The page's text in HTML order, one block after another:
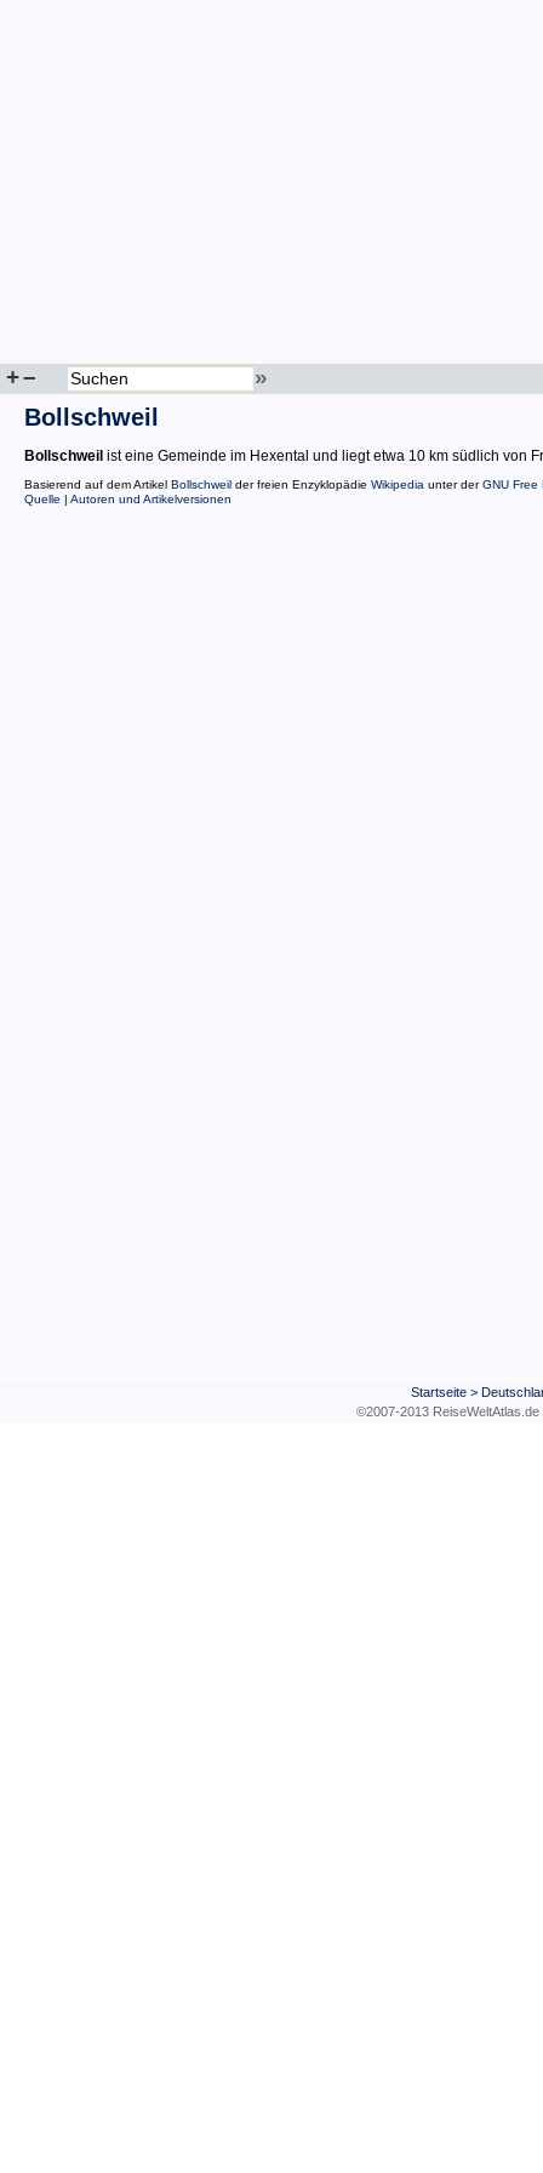
+– »
Bollschweil
Bollschweil ist eine Gemeinde im Hexental und liegt etwa 10 km südlich von
Basierend auf dem Artikel Bollschweil der freien Enzyklopädie Wikipedia unter derGNU Free
Quelle | Autoren und Artikelversionen
Startseite >
©2007-2013